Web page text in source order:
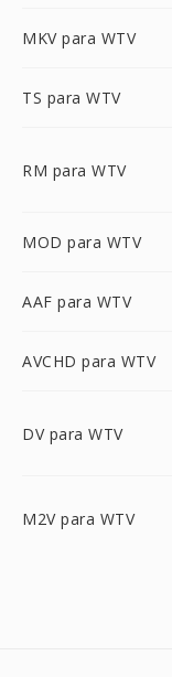
MKV para WTV
TS para WTV
RM para WTV
MOD para WTV
AAF para WTV
AVCHD para WTV
DV para WTV
M2V para WTV